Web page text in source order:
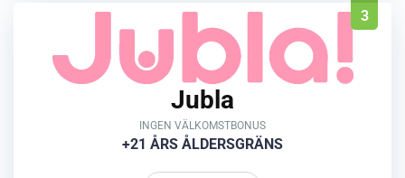
3
Jubla
INGEN VÄLKOMSTBONUS
+21 ÅRS ÅLDERSGRÄNS